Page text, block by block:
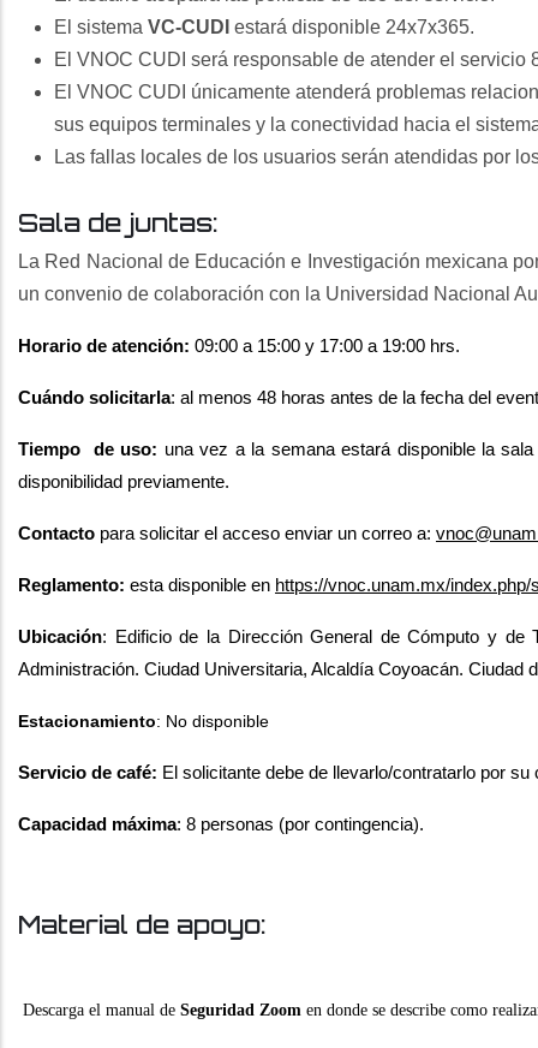
El sistema VC-CUDI estará disponible 24x7x365.
El VNOC CUDI será responsable de atender el servicio
El VNOC CUDI únicamente atenderá problemas
sus equipos terminales y la conectividad hacia el
Las fallas locales de los usuarios serán atendidas por
Sala de juntas:
La Red Nacional de Educación e Investigación mexicana
un convenio de colaboración con la Universidad Nacional
Horario de atención: 09:00 a 15:00 y 17:00 a 19:00 hrs.
Cuándo solicitarla: al menos 48 horas antes de la fecha del
Tiempo de uso: una vez a la semana estará disponible la
disponibilidad previamente.
Contacto para solicitar el acceso enviar un correo a:
Reglamento: esta disponible en https://vnoc.unam.mx/
Ubicación: Edificio de la Dirección General de Cómputo y de
Administración. Ciudad Universitaria, Alcaldía Coyoacán. Ciudad
Estacionamiento: No disponible
Servicio de café: El solicitante debe de llevarlo/contratarlo por su
Capacidad máxima: 8 personas (por contingencia).
Material de apoyo:
Descarga el manual de Seguridad Zoom en donde se describe como